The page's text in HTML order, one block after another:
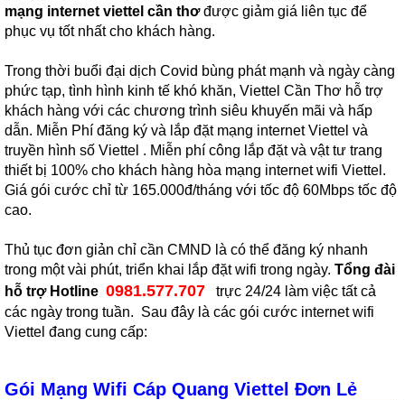
mạng internet viettel cần thơđược giảm giá liên tục để
phục vụ tốt nhất cho khách hàng.
Trong thời buổi đại dịch Covid bùng phát mạnh và ngày càng
phức tạp, tình hình kinh tế khó khăn, Viettel Cần Thơ hỗ trợ
khách hàng với các chương trình siêu khuyến mãi và hấp
dẫn. Miễn Phí đăng ký và lắp đặt mạng internet Viettel và
truyền hình số Viettel . Miễn phí công lắp đặt và vật tư trang
thiết bị 100% cho khách hàng hòa mạng internet wifi Viettel.
Giá gói cước chỉ từ 165.000đ/tháng với tốc độ 60Mbps tốc độ
cao.
Thủ tục đơn giản chỉ cần CMND là có thể đăng ký nhanh
trong một vài phút, triển khai lắp đặt wifi trong ngày. Tổng đài
hỗ trợ Hotline 0981.577.707
trực 24/24 làm việc tất cả
các ngày trong tuần. Sau đây là các gói cước internet wifi
Viettel đang cung cấp:
Gói Mạng Wifi Cáp Quang Viettel Đơn Lẻ